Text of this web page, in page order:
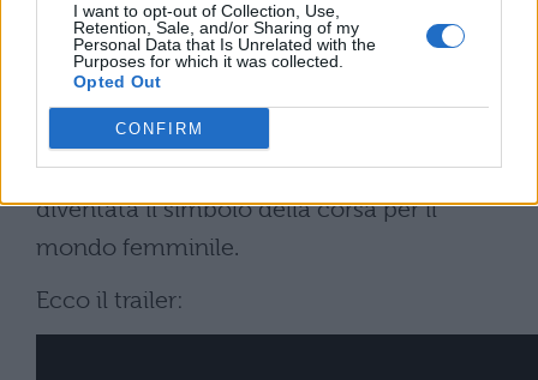
I want to opt-out of Collection, Use,
Retention, Sale, and/or Sharing of my
Personal Data that Is Unrelated with the
Purposes for which it was collected.
Opted Out
CONFIRM
sotto lo sguardo di fotografi e compagni di
corsa e aprì le porte alla maratona a tutte le
donne. A distanza di 50 anni, all’età di 70
anni, la Switzer ha partecipato nuovamente
alla maratona con il numero 261; è
diventata il simbolo della corsa per il
mondo femminile.
Ecco il trailer: